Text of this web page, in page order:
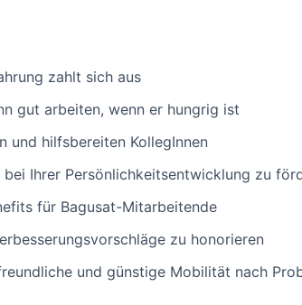
zahlt sich aus
gut arbeiten, wenn er hungrig ist
und hilfsbereiten KollegInnen
bei Ihrer Persönlichkeitsentwicklung zu
für Bagusat-Mitarbeitende
zu honorieren
und günstige Mobilität nach